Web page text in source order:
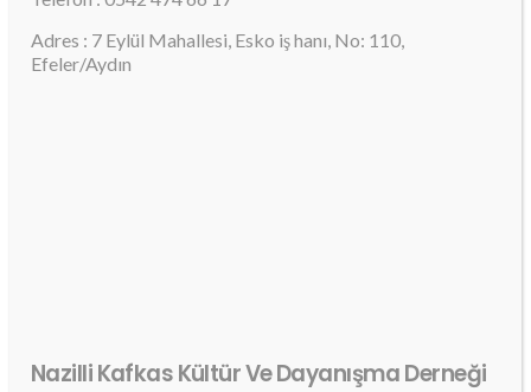
Adres : 7 Eylül Mahallesi, Esko iş hanı, No: 110,
Efeler/Aydın
Nazilli Kafkas Kültür Ve Dayanışma Derneği